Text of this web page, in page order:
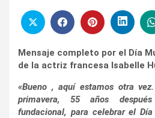
Mensaje completo por el Día
de la actriz francesa Isabelle
«Bueno , aquí estamos otra
primavera, 55 años
fundacional, para celebrar el